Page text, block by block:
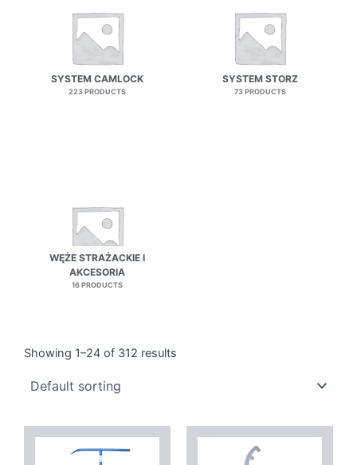
SYSTEM CAMLOCK
223 PRODUCTS
SYSTEM STORZ
73 PRODUCTS
WĘŻE STRAŻACKIE I
AKCESORIA
16 PRODUCTS
Showing 1–24 of 312 results